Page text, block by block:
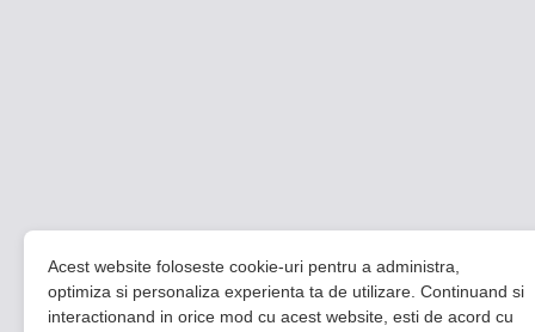
Acest website foloseste cookie-uri pentru a administra,
optimiza si personaliza experienta ta de utilizare. Continuand si
interactionand in orice mod cu acest website, esti de acord cu